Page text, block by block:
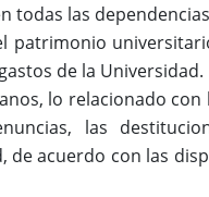
todas las
de la Universidad.
lo relacionado
las
de acuerdo con las